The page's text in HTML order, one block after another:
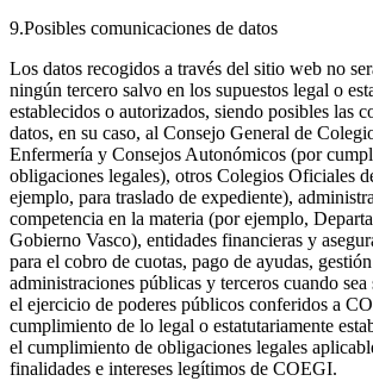
9.Posibles comunicaciones de datos
Los datos recogidos a través del sitio web no
ningún tercero salvo en los supuestos legal o
establecidos o autorizados, siendo posibles las
datos, en su caso, al Consejo General de
Enfermería y Consejos Autonómicos (por
obligaciones legales), otros Colegios Oficiales
ejemplo, para traslado de expediente),
competencia en la materia (por ejemplo,
Gobierno Vasco), entidades financieras y
para el cobro de cuotas, pago de ayudas,
administraciones públicas y terceros cuando sea
el ejercicio de poderes públicos conferidos a
cumplimiento de lo legal o estatutariamente
el cumplimiento de obligaciones legales
finalidades e intereses legítimos de COEGI.